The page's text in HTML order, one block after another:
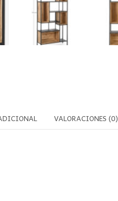
VALORACIONES (0)